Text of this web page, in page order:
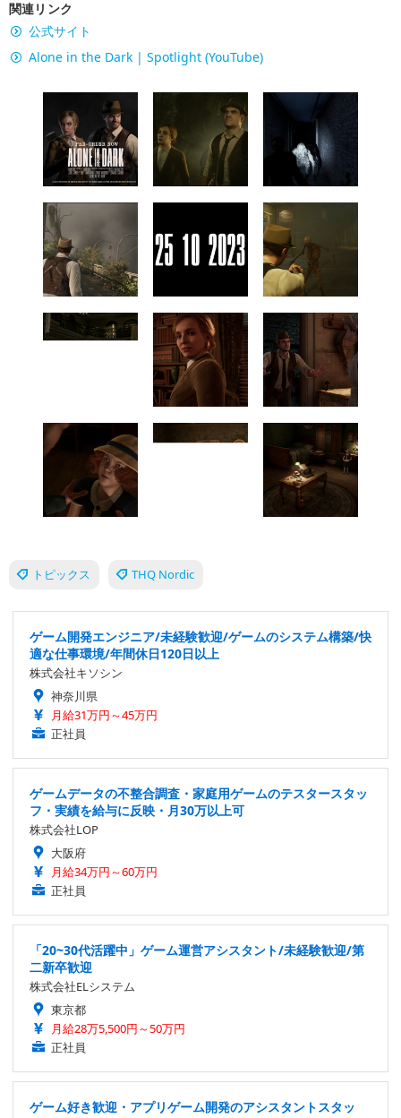
関連リンク
公式サイト
Alone in the Dark | Spotlight (YouTube)
トピックス THQ Nordic
ゲーム開発エンジニア/未経験歓迎/ゲームのシステム構築/快
適な仕事環境/年間休日120日以上
株式会社キソシン
月給31万円～45万円
正社員
ゲームデータの不整合調査・家庭用ゲームのテスタースタッ
フ・実績を給与に反映・月30万以上可
株式会社LOP
月給34万円～60万円
正社員
「20~30代活躍中」ゲーム運営アシスタント/未経験歓迎/第
二新卒歓迎
株式会社ELシステム
月給28万5,500円～50万円